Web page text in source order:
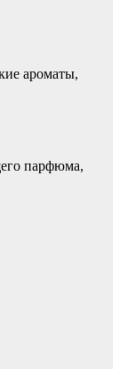
ароматы,
парфюма,